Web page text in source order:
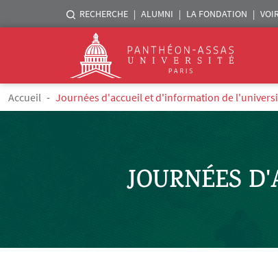
Aller au contenu principal
Menu liste sites Assas
RECHERCHE ALUMNI LA FONDATION
Logo
Fil d'Ariane
Accueil Journées d'accueil et d'information de
JOURNÉES